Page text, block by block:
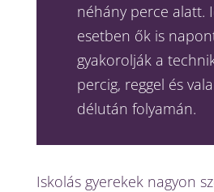
néhány perce alatt.
esetben ők is
gyakorolják a
percig, reggel és
délután folyamán.
Iskolás gyerekek nagyon